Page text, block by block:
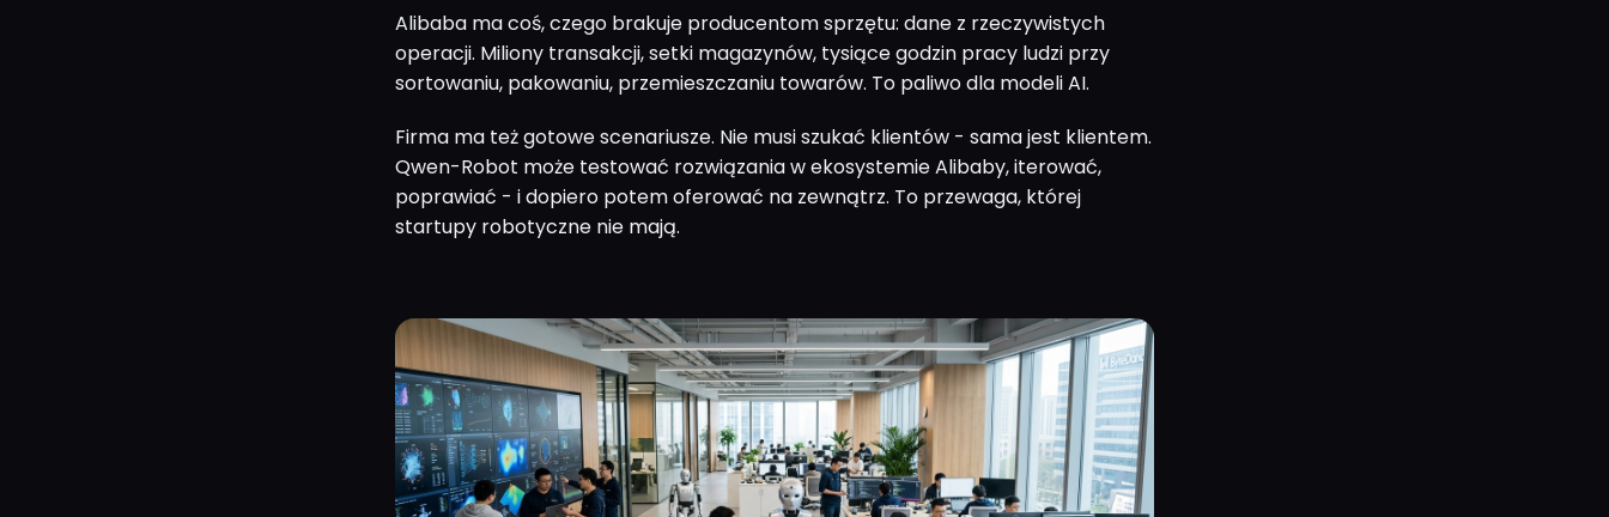
Alibaba ma coś, czego brakuje producentom sprzętu: dane z rzeczywistych
operacji. Miliony transakcji, setki magazynów, tysiące godzin pracy ludzi przy
sortowaniu, pakowaniu, przemieszczaniu towarów. To paliwo dla modeli AI.
Firma ma też gotowe scenariusze. Nie musi szukać klientów - sama jest klientem.
Qwen-Robot może testować rozwiązania w ekosystemie Alibaby, iterować,
poprawiać - i dopiero potem oferować na zewnątrz. To przewaga, której
startupy robotyczne nie mają.